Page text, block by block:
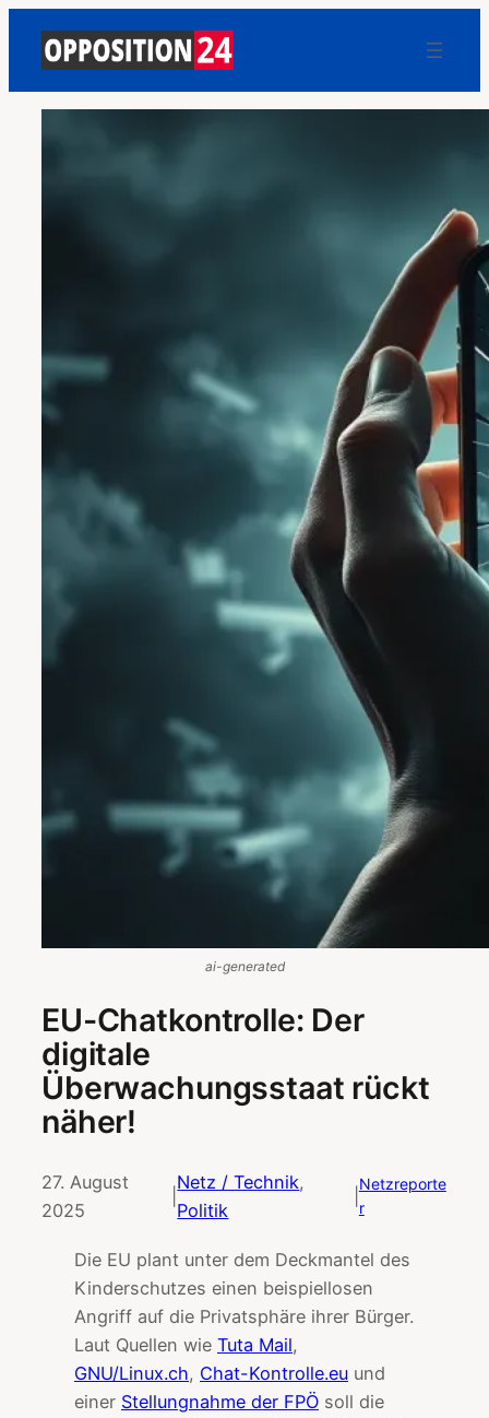
ai-generated
EU-Chatkontrolle: Der
digitale
Überwachungsstaat rückt
näher!
27. August
2025
|
Netz / Technik
Politik
|
Netzreporte
r
Die EU plant unter dem Deckmantel des
Kinderschutzes einen beispiellosen
Angriff auf die Privatsphäre ihrer Bürger.
Laut Quellen wie Tuta Mail,
GNU/Linux.ch, Chat-Kontrolle.eu und
einer Stellungnahme der FPÖ soll die